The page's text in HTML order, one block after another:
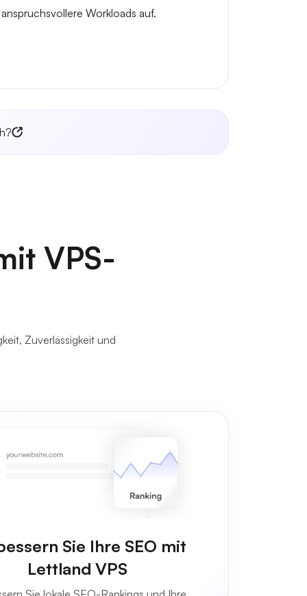
Workloads auf.
VPS-
Zuverlässigkeit und
Sie Ihre SEO mit
Lettland VPS